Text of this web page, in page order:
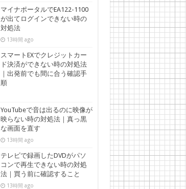
マイナポータルでEA122-1100
が出てログインできない時の
対処法
13時間 ago
スマートEXでクレジットカー
ド決済ができない時の対処法
｜出発前でも間に合う確認手
順
YouTubeで音は出るのに映像が
映らない時の対処法｜真っ黒
な画面を直す
13時間 ago
テレビで録画したDVDがパソ
コンで再生できない時の対処
法｜買う前に確認すること
13時間 ago